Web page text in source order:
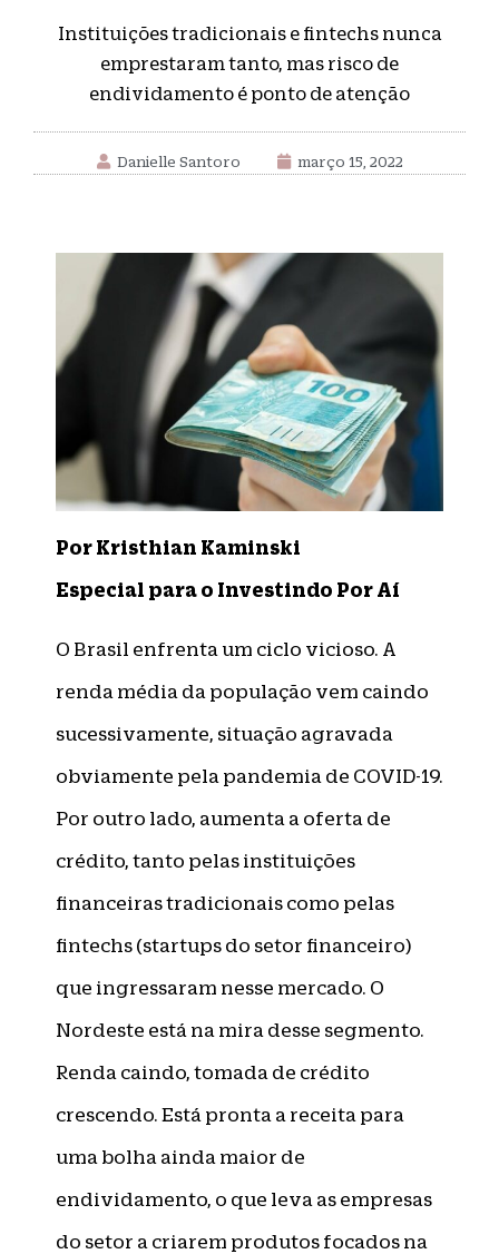
Instituições tradicionais e fintechs nunca
emprestaram tanto, mas risco de
endividamento é ponto de atenção
Danielle Santoro março 15, 2022
Por Kristhian Kaminski
Especial para o Investindo Por Aí
O Brasil enfrenta um ciclo vicioso. A
renda média da população vem caindo
sucessivamente, situação agravada
obviamente pela pandemia de COVID-19.
Por outro lado, aumenta a oferta de
crédito, tanto pelas instituições
financeiras tradicionais como pelas
fintechs (startups do setor financeiro)
que ingressaram nesse mercado. O
Nordeste está na mira desse segmento.
Renda caindo, tomada de crédito
crescendo. Está pronta a receita para
uma bolha ainda maior de
endividamento, o que leva as empresas
do setor a criarem produtos focados na